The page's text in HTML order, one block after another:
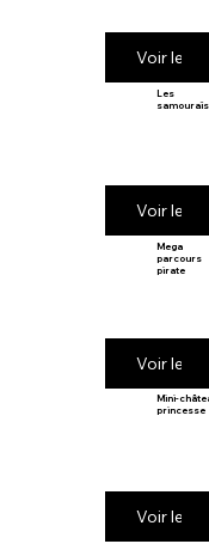
Voir le
Les
samouraïs
Voir le
Mega
parcours
pirate
Voir le
Mini-
princesse
Voir le